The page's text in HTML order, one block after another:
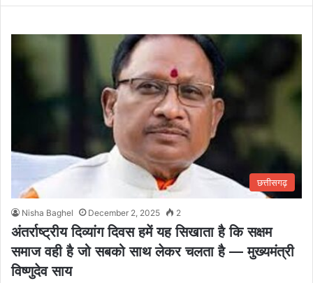
छत्तीसगढ़
Nisha Baghel December 2, 2025 2
अंतर्राष्ट्रीय दिव्यांग दिवस हमें यह सिखाता है कि सक्षम
समाज वही है जो सबको साथ लेकर चलता है — मुख्यमंत्री
विष्णुदेव साय